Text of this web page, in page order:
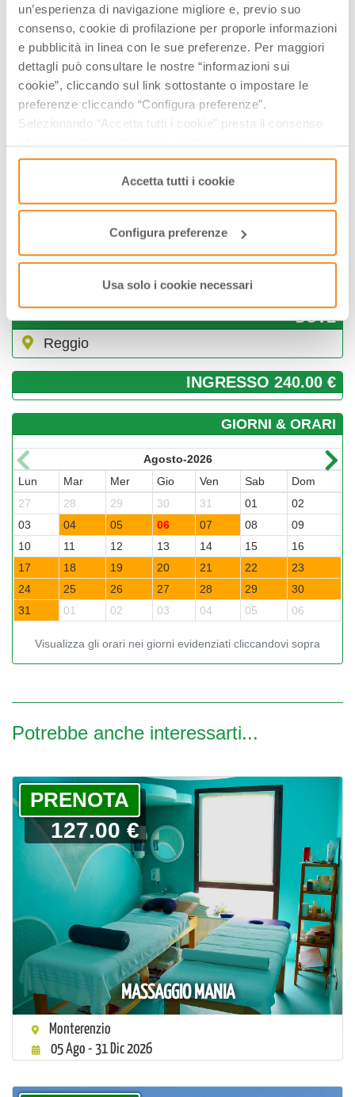
un’esperienza di navigazione migliore e, previo suo
consenso, cookie di profilazione per proporle informazioni
e pubblicità in linea con le sue preferenze. Per maggiori
dettagli può consultare le nostre “informazioni sui
cookie”, cliccando sul link sottostante o impostare le
preferenze cliccando “Configura preferenze”.
Selezionando “Accetta tutti i cookie” presta il consenso
consenso cliccando su “Usa solo i cookie necessari” e
saranno attivati i soli cookie tecnici necessari al corretto
funzionamento del sito.
Accetta tutti i cookie
Configura preferenze
Usa solo i cookie necessari
DOVE
Reggio
­INGRESSO 240.00 €
GIORNI & ORARI
Agosto-2026
Lun
Mar Mer Gio Ven Sab
Dom
27
28 29 30 31 01
02
03
04 05 06 07 08
09
10
11 12 13 14 15
16
17
18 19 20 21 22
23
24
25 26 27 28 29
30
31
01 02 03 04 05 06
Visualizza gli orari nei giorni evidenziati cliccandovi sopra
Potrebbe anche interessarti...
MASSAGGIO MANIA
PRENOTA
127.00 €
Monterenzio
05 Ago - 31 Dic 2026